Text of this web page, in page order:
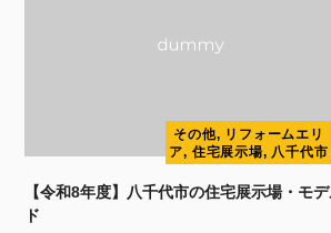
その他, リフォームエリ
ア, 住宅展示場, 八千代市
【令和8年度】八千代市の住宅展示場・モ
ド